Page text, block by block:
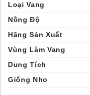
Loại Vang
Nồng Độ
Hãng Sản Xuất
Vùng Làm Vang
Dung Tích
Giống Nho